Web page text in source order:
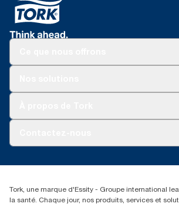
(866) 722-8675
Tork, une marque d'Essity - Groupe international
la santé. Chaque jour, nos produits, services et